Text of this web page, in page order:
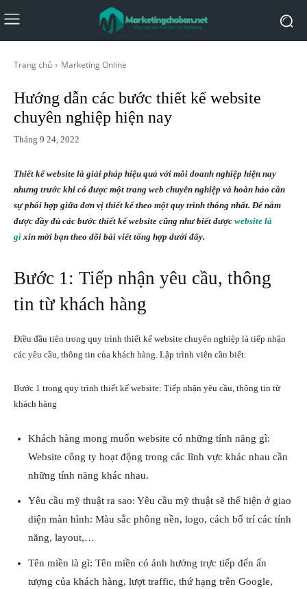
Trang chủ Marketing Online
Hướng dẫn các bước thiết kế website
chuyên nghiệp hiện nay
Tháng 9 24, 2022
Thiết kế website là giải pháp hiệu quả với mỗi doanh nghiệp hiện nay
nhưng trước khi có được một trang web chuyên nghiệp và hoàn hảo cần
sự phối hợp giữa đơn vị thiết kế theo một quy trình thống nhất. Để nắm
được đầy đủ các bước thiết kế website cũng như biết được website là
gì xin mời bạn theo dõi bài viết tổng hợp dưới đây.
Bước 1: Tiếp nhận yêu cầu, thông
tin từ khách hàng
Điều đầu tiên trong quy trình thiết kế website chuyên nghiệp là tiếp nhận
các yêu cầu, thông tin của khách hàng. Lập trình viên cần biết:
Bước 1 trong quy trình thiết kế website: Tiếp nhận yêu cầu, thông tin từ
khách hàng
Khách hàng mong muốn website có những tính năng gì:
Website công ty hoạt động trong các lĩnh vực khác nhau cần
những tính năng khác nhau.
Yêu cầu mỹ thuật ra sao: Yêu cầu mỹ thuật sẽ thể hiện ở giao
diện màn hình: Màu sắc phông nền, logo, cách bố trí các tính
năng, layout,…
Tên miền là gì: Tên miền có ảnh hưởng trực tiếp đến ấn
tượng của khách hàng, lượt traffic, thứ hạng trên Google,